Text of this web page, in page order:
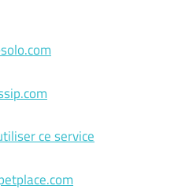
ce service